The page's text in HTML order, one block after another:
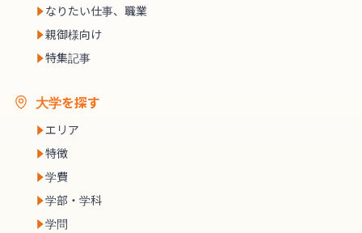
なりたい仕事、職業
親御様向け
特集記事
大学を探す
エリア
特徴
学費
学部・学科
学問